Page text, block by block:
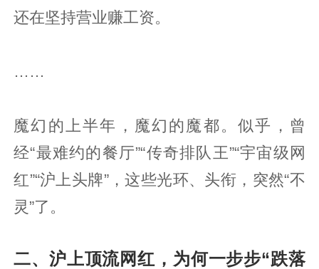
还在坚持营业赚工资。
……
魔幻的上半年，魔幻的魔都。似乎，曾
经“最难约的餐厅”“传奇排队王”“宇宙级网
红”“沪上头牌”，这些光环、头衔，突然“不
灵”了。
二、沪上顶流网红，为何一步步“跌落